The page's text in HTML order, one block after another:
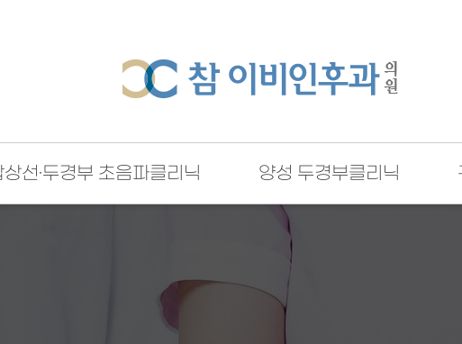
상선·두경부 초음파클리닉 양성 두경부클리닉